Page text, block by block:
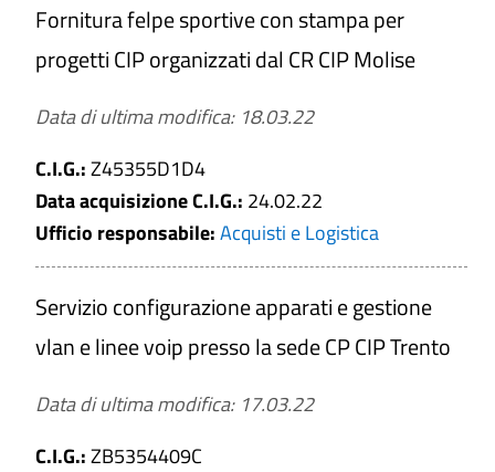
Fornitura felpe sportive con stampa per
progetti CIP organizzati dal CR CIP Molise
Data di ultima modifica: 18.03.22
C.I.G.:Z45355D1D4
Data acquisizione C.I.G.: 24.02.22
Ufficio responsabile:Acquisti e Logistica
Servizio configurazione apparati e gestione
vlan e linee voip presso la sede CP CIP Trento
Data di ultima modifica: 17.03.22
C.I.G.:ZB5354409C